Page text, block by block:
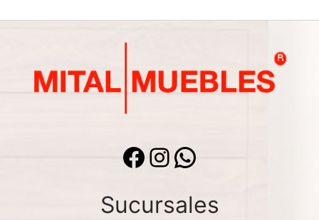
Facebook Instagram
Sucursales